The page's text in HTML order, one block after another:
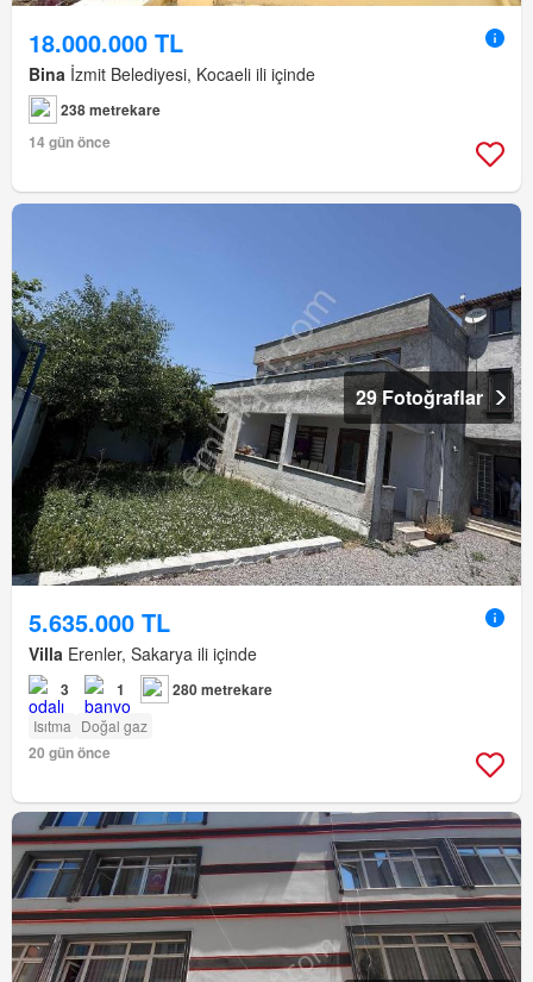
18.000.000 TL
Bina İzmit Belediyesi, Kocaeli ili içinde
238 metrekare
14 gün önce
29 Fotoğraflar
5.635.000 TL
Villa Erenler, Sakarya ili içinde
3 1 280 metrekare
Isıtma Doğal gaz
20 gün önce